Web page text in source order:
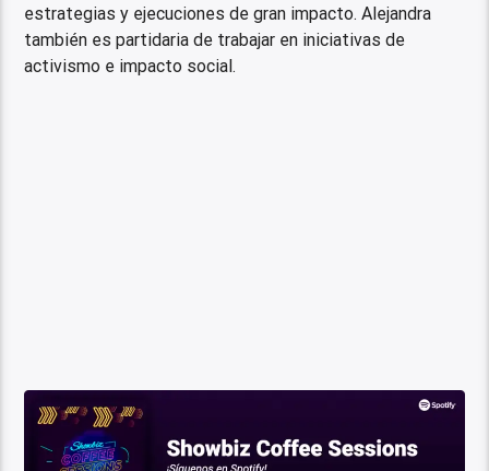
estrategias y ejecuciones de gran impacto. Alejandra
también es partidaria de trabajar en iniciativas de
activismo e impacto social.